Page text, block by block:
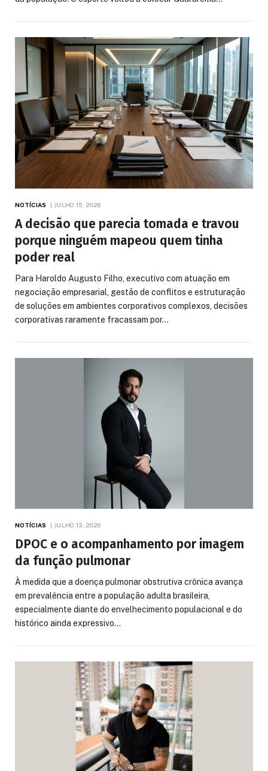
NOTÍCIAS JULHO 15, 2026
A decisão que parecia tomada e travou
porque ninguém mapeou quem tinha
poder real
Para Haroldo Augusto Filho, executivo com atuação em
negociação empresarial, gestão de conflitos e estruturação
de soluções em ambientes corporativos complexos, decisões
corporativas raramente fracassam por…
NOTÍCIAS JULHO 13, 2026
DPOC e o acompanhamento por imagem
da função pulmonar
À medida que a doença pulmonar obstrutiva crônica avança
em prevalência entre a população adulta brasileira,
especialmente diante do envelhecimento populacional e do
histórico ainda expressivo…